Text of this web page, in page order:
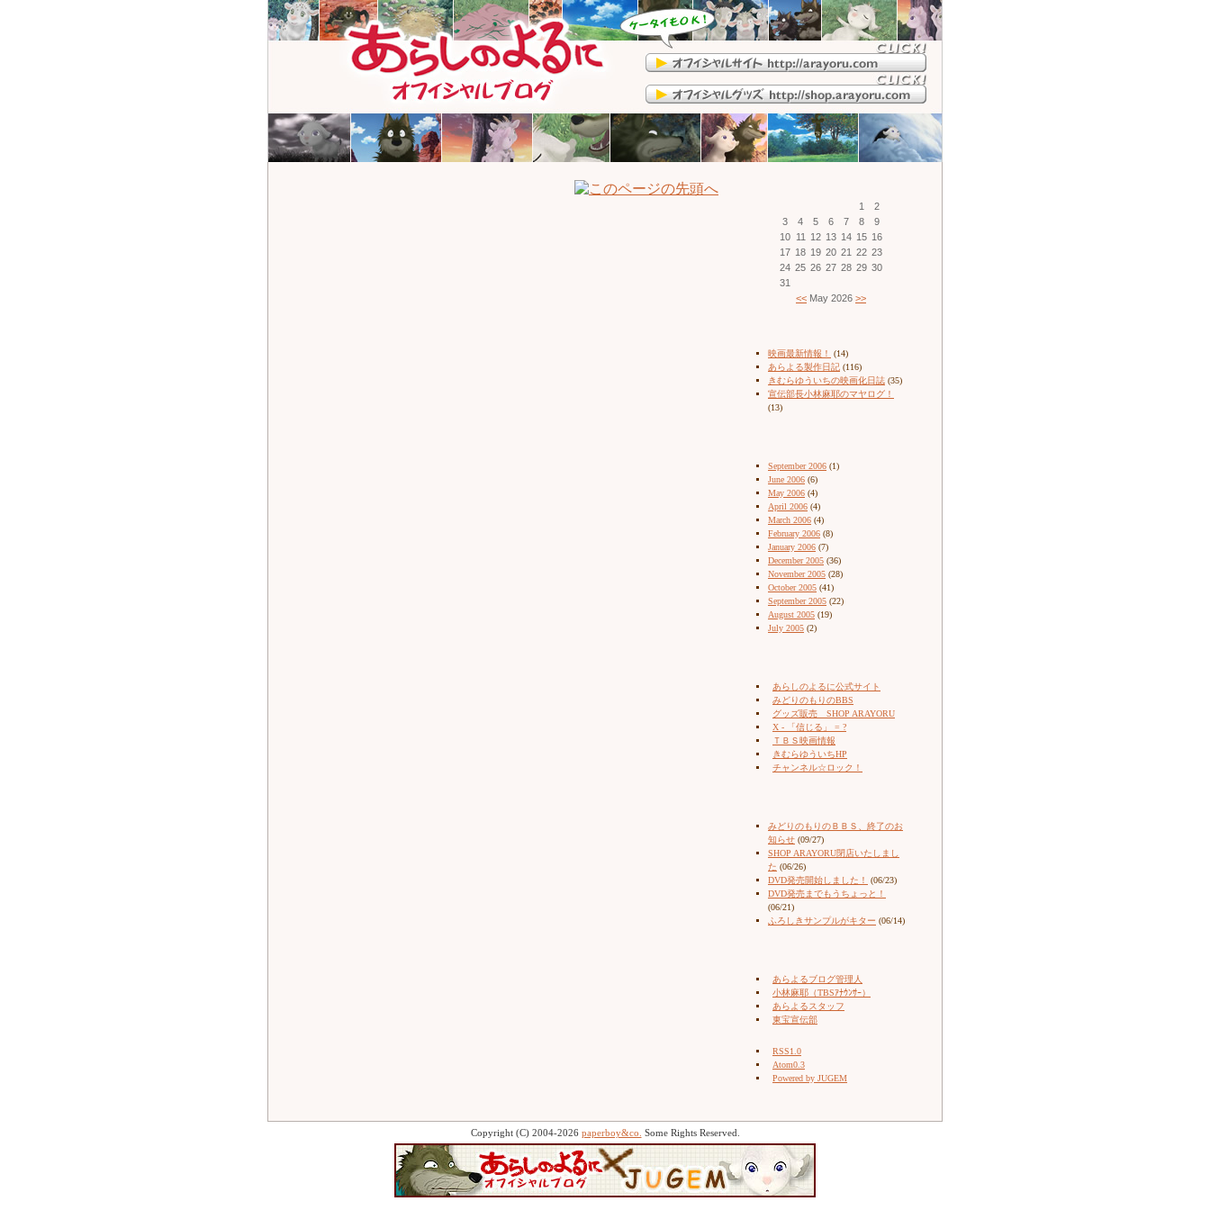
1
2
3
4 5 6 7 8
9
10 11 12 13 14 15 16
17 18 19 20 21 22 23
24 25 26 27 28 29 30
31
<< May 2026 >>
映画最新情報！
(14)
あらよる製作日記 (116)
きむらゆういちの映画化日誌 (35)
宣伝部長小林麻耶のマヤログ！
(13)
September 2006 (1)
June 2006 (6)
May 2006 (4)
April 2006 (4)
March 2006 (4)
February 2006 (8)
January 2006 (7)
December 2005 (36)
November 2005 (28)
October 2005 (41)
September 2005 (22)
August 2005 (19)
July 2005 (2)
あらしのよるに公式サイト
みどりのもりのBBS
グッズ販売 SHOP ARAYORU
X - 「信じる」 = ?
ＴＢＳ映画情報
きむらゆういちHP
チャンネル☆ロック！
みどりのもりのＢＢＳ、終了のお
知らせ (09/27)
SHOP ARAYORU閉店いたしまし
た (06/26)
DVD発売開始しました！
(06/23)
DVD発売までもうちょっと！
(06/21)
ふろしきサンプルがキター (06/14)
あらよるブログ管理人
小林麻耶（TBSｱﾅｳﾝｻｰ）
あらよるスタッフ
東宝宣伝部
RSS1.0
Atom0.3
Powered by JUGEM
Copyright (C) 2004-2026 paperboy&co. Some Rights Reserved.